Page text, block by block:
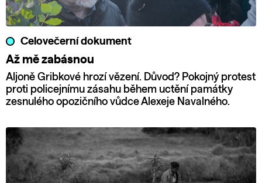
Celovečerní dokument
Až mě zabásnou
Aljoně Gribkové hrozí vězení. Důvod? Pokojný protest
proti policejnímu zásahu během uctění památky
zesnulého opozičního vůdce Alexeje Navalného.